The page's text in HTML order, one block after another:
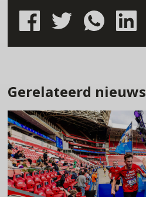
Gerelateerd nieuws